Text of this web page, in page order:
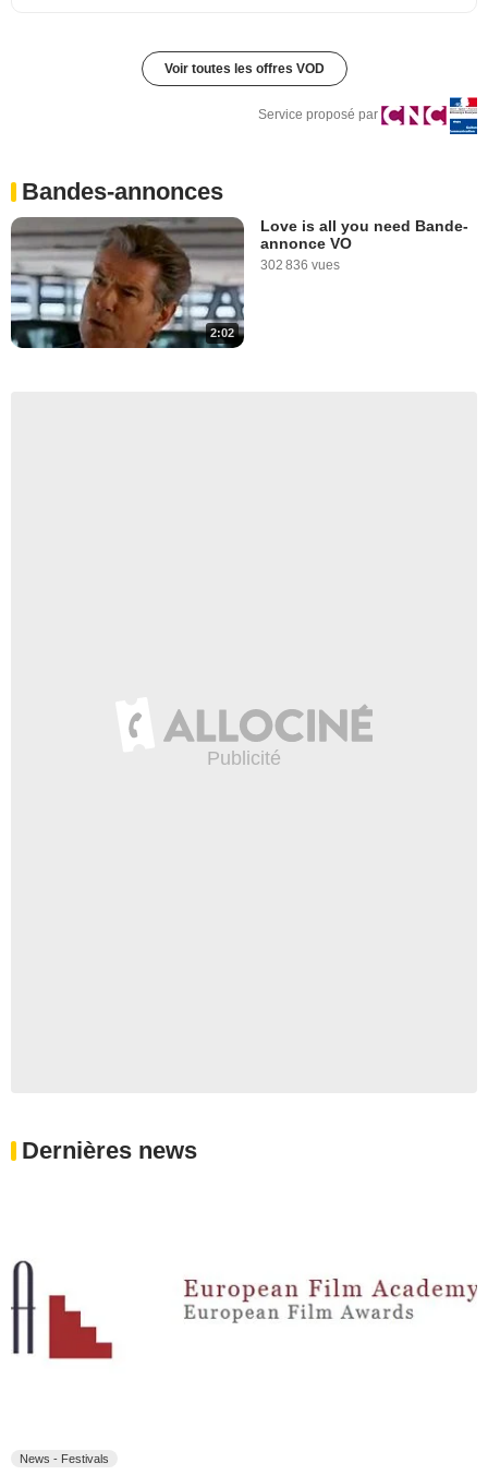
Voir toutes les offres VOD
Service proposé par
Bandes-annonces
2:02
Love is all you need Bande-
annonce VO
302 836 vues
Dernières news
News - Festivals